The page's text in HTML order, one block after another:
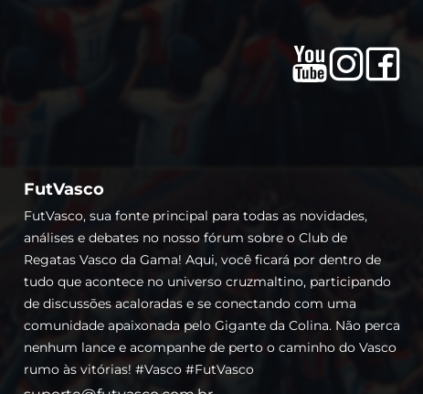
FutVasco
FutVasco, sua fonte principal para todas as novidades,
análises e debates no nosso fórum sobre o Club de
Regatas Vasco da Gama! Aqui, você ficará por dentro de
tudo que acontece no universo cruzmaltino, participando
de discussões acaloradas e se conectando com uma
comunidade apaixonada pelo Gigante da Colina. Não perca
nenhum lance e acompanhe de perto o caminho do Vasco
rumo às vitórias! #Vasco #FutVasco